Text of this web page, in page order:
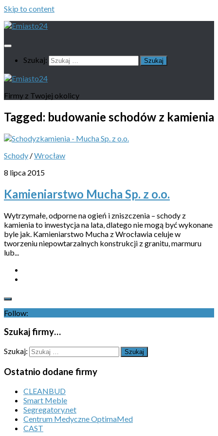
Skip to content
Szukaj:
Firmy z Twojej okolicy
Tagged: budowanie schodów z kamienia
Schody /Wrocław
8 lipca 2015
Kamieniarstwo Mucha Sp. z o.o.
Wytrzymałe, odporne na ogień i zniszczenia – schody z
kamienia to inwestycja na lata, dlatego nie mogą być wykonane
byle jak. Kamieniarstwo Mucha z Wrocławia celuje w
tworzeniu niepowtarzalnych konstrukcji z granitu, marmuru
lub...
Follow:
Szukaj firmy…
Szukaj:
Ostatnio dodane firmy
CLEANBUD
Smart Meble
Segregatory.net
Centrum Medyczne OptimaMed
CAST